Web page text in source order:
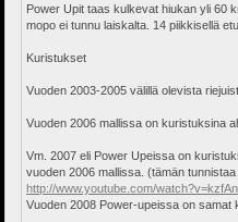
Power Upit taas kulkevat hiukan yli 60
mopo ei tunnu laiskalta. 14 piikkisellä
Kuristukset
Vuoden 2003-2005 välillä olevista
Vuoden 2006 mallissa on kuristuksina
Vm. 2007 eli Power Upeissa on
vuoden 2006 mallissa. (tämän
http://www.youtube.com/
Vuoden 2008 Power-upeissa on samat